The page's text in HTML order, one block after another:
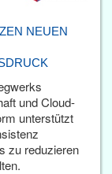
NEUEN
und Cloud-
unterstützt
zu reduzieren